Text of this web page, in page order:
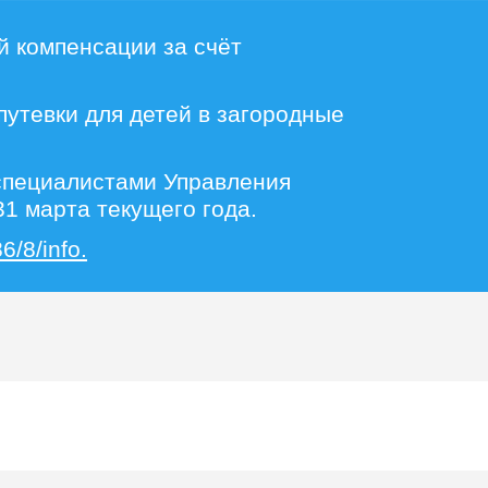
компенсации за счёт
для детей в загородные
Управления
марта текущего года.
8/info.